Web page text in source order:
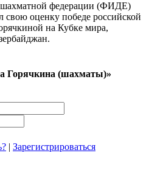
федерации (ФИДЕ)
оценку победе российской
на Кубке мира,
Горячкина (шахматы)»
| Зарегистрироваться